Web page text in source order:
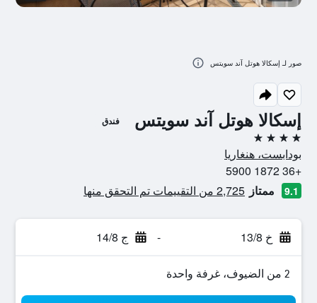
إسكالا هوتل آند سويتس فندق
4 نجوم
بودابست، هنغاريا
+36 1872 5900
9.1 ممتاز 2,725 من التقييمات تم التحقق منها
خ 13/8 - ج 14/8
2 من الضيوف، غرفة واحدة
صور لـ إسكالا هوتل آند سويتس